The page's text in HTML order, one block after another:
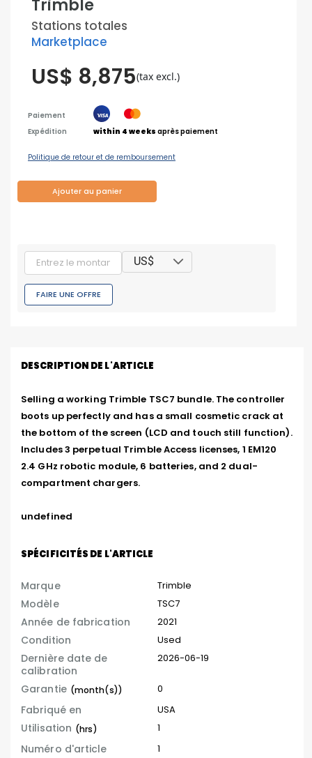
Trimble
Stations totales
Marketplace
US$ 8,875(tax excl.)
Paiement
Expédition
within 4 weeks après paiement
Politique de retour et de remboursement
Ajouter au panier
US$
FAIRE UNE OFFRE
DESCRIPTION DE L'ARTICLE
Selling a working Trimble TSC7 bundle. The controller
boots up perfectly and has a small cosmetic crack at
the bottom of the screen (LCD and touch still function).
Includes 3 perpetual Trimble Access licenses, 1 EM120
2.4 GHz robotic module, 6 batteries, and 2 dual-
compartment chargers.
undefined
SPÉCIFICITÉS DE L'ARTICLE
Marque Trimble
Modèle TSC7
Année de fabrication 2021
Condition Used
Dernière date de
calibration
2026-06-19
Garantie (month(s)) 0
Fabriqué en USA
Utilisation (hrs) 1
Numéro d'article 1